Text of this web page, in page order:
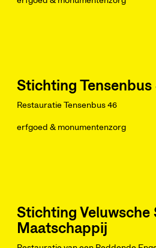
Stichting Tensenbus
Restauratie Tensenbus 46
erfgoed & monumentenzorg
Stichting Veluwsche
Maatschappij